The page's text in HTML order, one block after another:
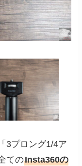
3プロング1/4ア
てのInsta360の